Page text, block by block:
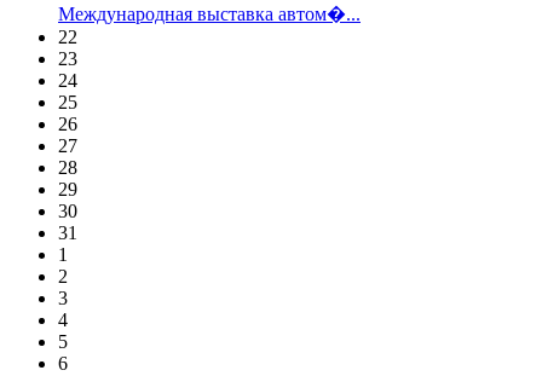
Международная выставка автом�...
22
23
24
25
26
27
28
29
30
31
1
2
3
4
5
6